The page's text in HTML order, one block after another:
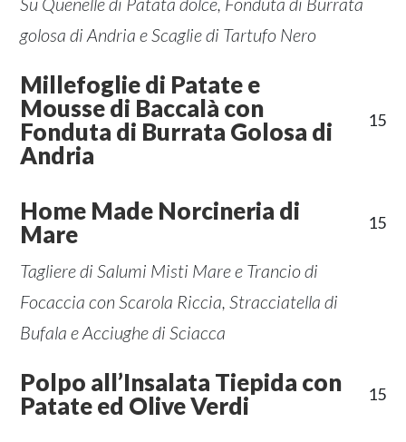
golosa di Andria e Scaglie di Tartufo Nero
Millefoglie di Patate e
Mousse di Baccalà con
Fonduta di Burrata Golosa di
Andria
15
Home Made Norcineria di
Mare
15
Tagliere di Salumi Misti Mare e Trancio di
Focaccia con Scarola Riccia, Stracciatella di
Bufala e Acciughe di Sciacca
Polpo all’Insalata Tiepida con
Patate ed Olive Verdi
15